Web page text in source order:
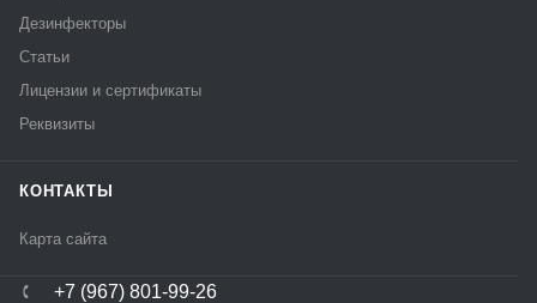
Дезинфекторы
Статьи
Лицензии и сертификаты
Реквизиты
КОНТАКТЫ
Карта сайта
+7 (967) 801-99-26